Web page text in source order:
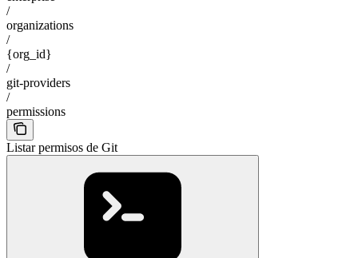
/
organizations
/
{org_id}
/
git-providers
/
permissions
Listar permisos de Git